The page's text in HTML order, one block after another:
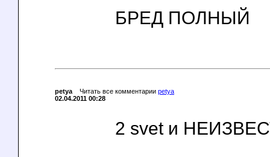
БРЕД ПОЛНЫЙ
petya Читать все комментарии petya
02.04.2011 00:28
2 svet и